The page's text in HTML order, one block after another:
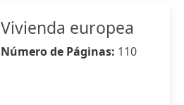
Vivienda europea
Número de Páginas: 110